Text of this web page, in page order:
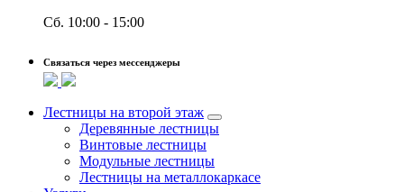
Сб. 10:00 - 15:00
Связаться через мессенджеры
Лестницы на второй этаж
Деревянные лестницы
Винтовые лестницы
Модульные лестницы
Лестницы на металлокаркасе